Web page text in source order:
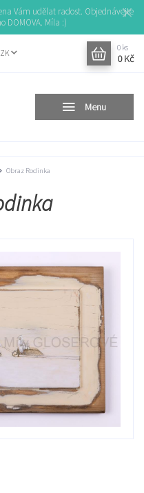
Vám udělat radost. Objednávejte
DOMOVA. Míla :)
Menu
0 ks
0 Kč
Obraz Rodinka